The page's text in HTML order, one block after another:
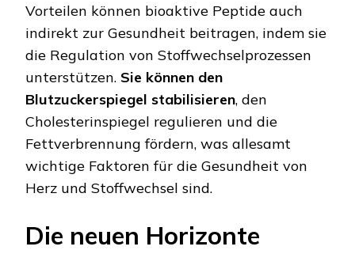
Vorteilen können bioaktive Peptide auch
indirekt zur Gesundheit beitragen, indem sie
die Regulation von Stoffwechselprozessen
unterstützen. Sie können den
Blutzuckerspiegel stabilisieren, den
Cholesterinspiegel regulieren und die
Fettverbrennung fördern, was allesamt
wichtige Faktoren für die Gesundheit von
Herz und Stoffwechsel sind.
Die neuen Horizonte